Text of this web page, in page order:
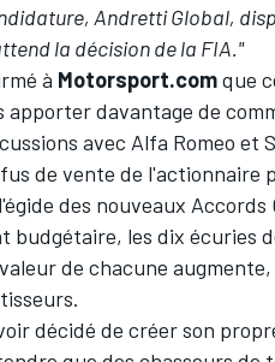
Andretti Global,
la décision de la FIA."
à Motorsport.comque
apporter davantage de
avec Alfa Romeo et
de vente de l'actionnaire
des nouveaux
budgétaire, les dix écuries
de chacune
décidé de créer son